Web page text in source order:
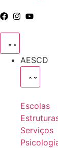
AESCD
Escolas
Serviços